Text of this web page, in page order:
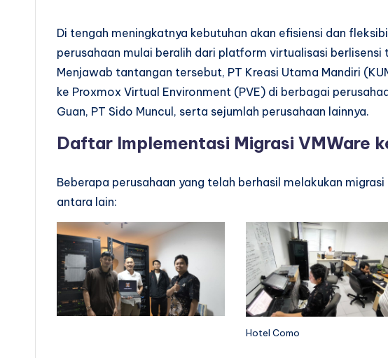
Di tengah meningkatnya kebutuhan akan efisiensi dan
perusahaan mulai beralih dari platform virtualisasi
Menjawab tantangan tersebut, PT Kreasi Utama Mandiri
ke Proxmox Virtual Environment (PVE) di berbagai
Guan, PT Sido Muncul, serta sejumlah perusahaan lainnya.
Daftar Implementasi Migrasi VMWare
Beberapa perusahaan yang telah berhasil melakukan
antara lain:
Hotel Como